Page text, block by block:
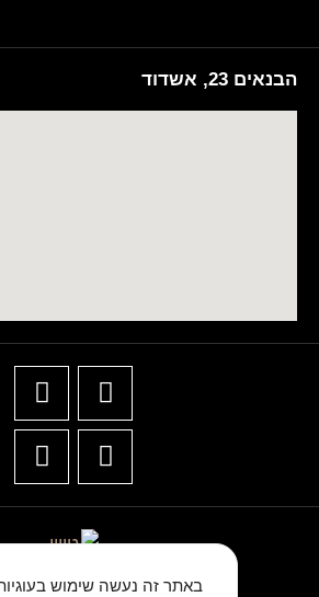
הבנאים 23, אשדוד
באתר זה נעשה שימוש